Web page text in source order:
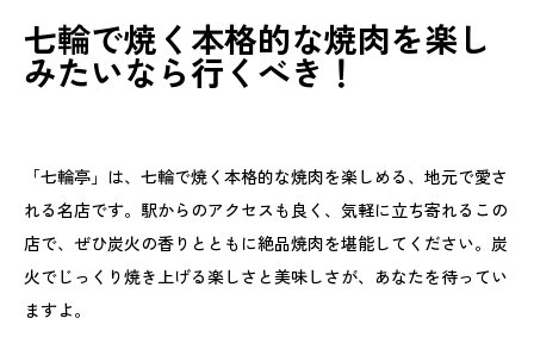
七輪で焼く本格的な焼肉を楽し
みたいなら行くべき！
「七輪亭」は、七輪で焼く本格的な焼肉を楽しめる、地元で愛さ
れる名店です。駅からのアクセスも良く、気軽に立ち寄れるこの
店で、ぜひ炭火の香りとともに絶品焼肉を堪能してください。炭
火でじっくり焼き上げる楽しさと美味しさが、あなたを待ってい
ますよ。